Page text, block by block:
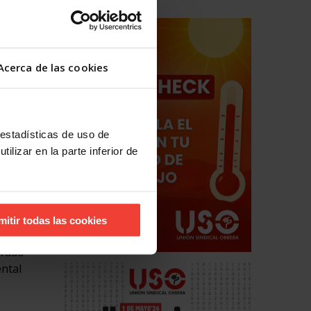
de las cookies
de uso de
en la parte inferior de
todas las cookies
o